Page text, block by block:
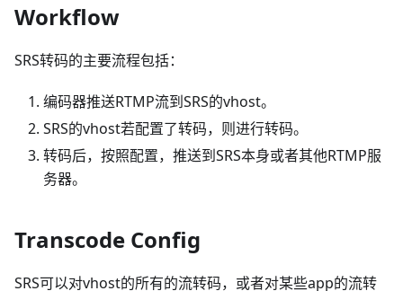
Workflow
SRS转码的主要流程包括：
编码器推送RTMP流到SRS的vhost。
SRS的vhost若配置了转码，则进行转码。
转码后，按照配置，推送到SRS本身或者其他RTMP服
务器。
Transcode Config
SRS可以对vhost的所有的流转码，或者对某些app的流转